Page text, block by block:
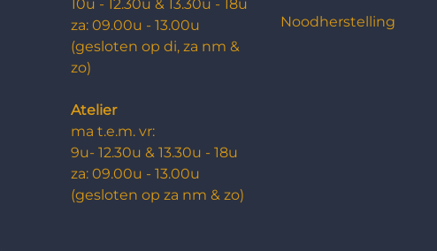
10u - 12.30u & 13.30u - 18u
za: ​09.00u - 13.00u
(gesloten op di, za nm &
zo)
Atelier
ma t.e.m. vr:
9u- 12.30u & 13.30u - 18u
za: 09.00u - 13.00u
​(gesloten op za nm & zo)
Noodherstelling